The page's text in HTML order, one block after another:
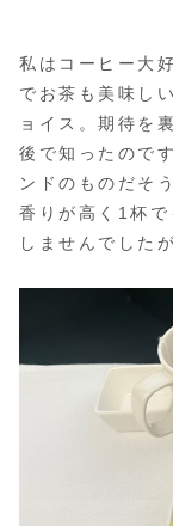
私はコーヒー大
でお茶も美味し
ョイス。期待を
後で知ったので
ンドのものだそう
香りが高く1杯
しませんでした